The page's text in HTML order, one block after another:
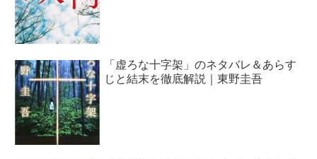
「虚ろな十字架」のネタバレ＆あらす
じと結末を徹底解説｜東野圭吾